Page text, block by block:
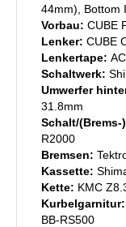
44mm), Bottom
Vorbau: CUBE
Lenker: CUBE
Lenkertape:
Schaltwerk:
Umwerfer
31.8mm
Schalt/
R2000
Bremsen:
Kassette:
Kette: KMC
Kurbelgarnitur:
BB-RS500